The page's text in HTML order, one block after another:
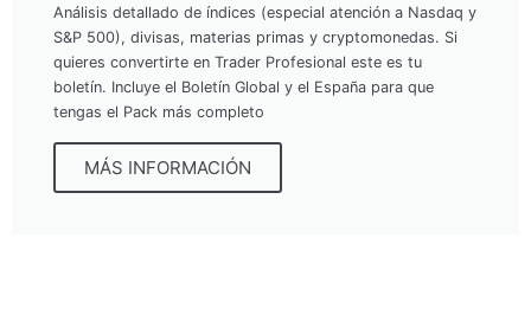
Análisis detallado de índices (especial atención a Nasdaq y
S&P 500), divisas, materias primas y cryptomonedas. Si
quieres convertirte en Trader Profesional este es tu
boletín. Incluye el Boletín Global y el España para que
tengas el Pack más completo
MÁS INFORMACIÓN